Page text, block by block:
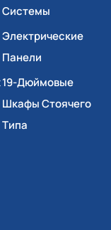
Системы
Электрические
Панели
19-Дюймовые
Шкафы Стоячего
Типа